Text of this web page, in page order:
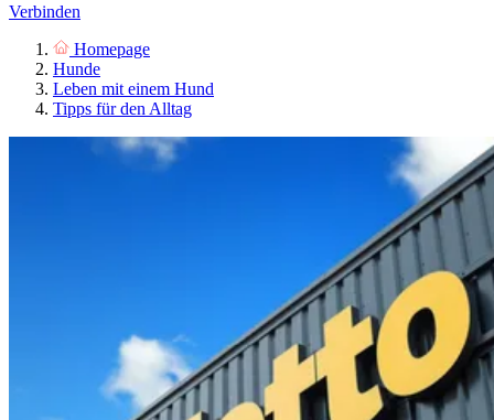
Verbinden
Homepage
Hunde
Leben mit einem Hund
Tipps für den Alltag